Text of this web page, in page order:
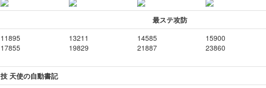
最ステ攻防
11895
17855
13211
19829
14585
21887
15900
23860
技 天使の自動書記